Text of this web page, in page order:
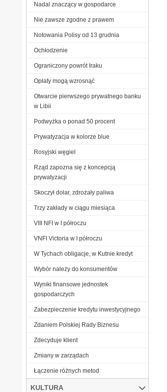
Nadal znaczący w gospodarce
Nie zawsze zgodne z prawem
Notowania Polisy od 13 grudnia
Ochłodzenie
Ograniczony powrót Iraku
Opłaty mogą wzrosnąć
Otwarcie pierwszego prywatnego banku
w Libii
Podwyżka o ponad 50 procent
Prywatyzacja w kolorze blue
Rosyjski węgiel
Rząd zapozna się z koncepcją
prywatyzacji
Skoczył dolar, zdrożały paliwa
Trzy zakłady w ciągu miesiąca
VIII NFI w I półroczu
VNFI Victoria w I półroczu
W Tychach obligacje, w Kutnie kredyt
Wybór należy do konsumentów
Wyniki finansowe jednostek
gospodarczych
Zabezpieczenie kredytu inwestycyjnego
Zdaniem Polskiej Rady Biznesu
Zdecyduje klient
Zmiany w zarządach
Łączenie różnych metod
KULTURA